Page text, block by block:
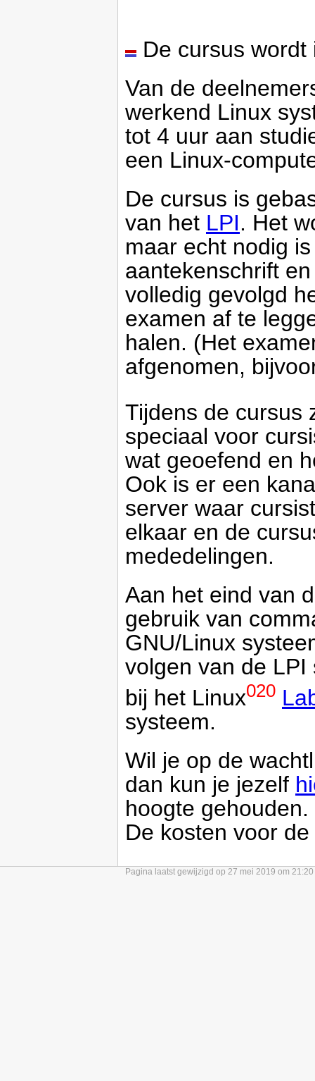
De cursus
Van de
werkend Linux
tot 4 uur aan
een Linux-
De cursus is
van het LPI. Het
maar echt nodig
aantekenschrift
volledig gevolgd
examen af te
halen. (Het
afgenomen,
Tijdens de cursus
speciaal voor
wat geoefend en
Ook is er een
server waar
elkaar en de
mededelingen.
Aan het eind van
gebruik van
GNU/Linux
volgen van de
bij het Linux020
systeem.
Wil je op de
dan kun je jezelf
hoogte gehouden.
De kosten voor
Pagina laatst gewijzigd op 27 mei 2019 om 21:20